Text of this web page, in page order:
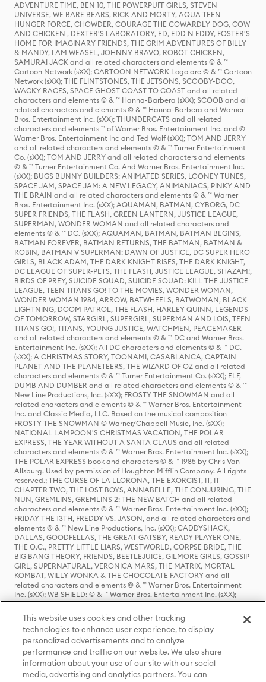
ADVENTURE TIME, BEN 10, THE POWERPUFF GIRLS, STEVEN
UNIVERSE, WE BARE BEARS, RICK AND MORTY, AQUA TEEN
HUNGER FORCE, CHOWDER, COURAGE THE COWARDLY DOG, COW
AND CHICKEN , DEXTER'S LABORATORY, ED, EDD N EDDY, FOSTER'S
HOME FOR IMAGINARY FRIENDS, THE GRIM ADVENTURES OF BILLY
& MANDY, I AM WEASEL, JOHNNY BRAVO, ROBOT CHICKEN,
SAMURAI JACK and all related characters and elements © & ™
Cartoon Network (sXX); CARTOON NETWORK Logo are © & ™ Cartoon
Network (sXX); THE FLINTSTONES, THE JETSONS, SCOOBY-DOO,
WACKY RACES, SPACE GHOST COAST TO COAST and all related
characters and elements © & ™ Hanna-Barbera (sXX); SCOOB and all
related characters and elements © & ™ Hanna-Barbera and Warner
Bros. Entertainment Inc. (sXX); THUNDERCATS and all related
characters and elements ™ of Warner Bros. Entertainment Inc. and ©
Warner Bros. Entertainment Inc and Ted Wolf (sXX); TOM AND JERRY
and all related characters and elements © & ™ Turner Entertainment
Co. (sXX); TOM AND JERRY and all related characters and elements
© & ™ Turner Entertainment Co. And Warner Bros. Entertainment Inc.
(sXX); BUGS BUNNY BUILDERS: ANIMATED SERIES, LOONEY TUNES,
SPACE JAM, SPACE JAM: A NEW LEGACY, ANIMANIACS, PINKY AND
THE BRAIN and all related characters and elements © & ™ Warner
Bros. Entertainment Inc. (sXX); AQUAMAN, BATMAN, CYBORG, DC
SUPER FRIENDS, THE FLASH, GREEN LANTERN, JUSTICE LEAGUE,
SUPERMAN, WONDER WOMAN and all related characters and
elements © & ™ DC. (sXX); AQUAMAN, BATMAN, BATMAN BEGINS,
BATMAN FOREVER, BATMAN RETURNS, THE BATMAN, BATMAN &
ROBIN, BATMAN V SUPERMAN: DAWN OF JUSTICE, DC SUPER HERO
GIRLS, BLACK ADAM, THE DARK KNIGHT RISES, THE DARK KNIGHT,
DC LEAGUE OF SUPER-PETS, THE FLASH, JUSTICE LEAGUE, SHAZAM!,
BIRDS OF PREY, SUICIDE SQUAD, SUICIDE SQUAD: KILL THE JUSTICE
LEAGUE, TEEN TITANS GO! TO THE MOVIES, WONDER WOMAN,
WONDER WOMAN 1984, ARROW, BATWHEELS, BATWOMAN, BLACK
LIGHTNING, DOOM PATROL, THE FLASH, HARLEY QUINN, LEGENDS
OF TOMORROW, STARGIRL, SUPERGIRL, SUPERMAN AND LOIS, TEEN
TITANS GO!, TITANS, YOUNG JUSTICE, WATCHMEN, PEACEMAKER
and all related characters and elements © & ™ DC and Warner Bros.
Entertainment Inc. (sXX); All DC characters and elements © & ™ DC.
(sXX); A CHRISTMAS STORY, TOONAMI, CASABLANCA, CAPTAIN
PLANET AND THE PLANETEERS, THE WIZARD OF OZ and all related
characters and elements © & ™ Turner Entertainment Co. (sXX); ELF,
DUMB AND DUMBER and all related characters and elements © & ™
New Line Productions, Inc. (sXX); FROSTY THE SNOWMAN and all
related characters and elements © & ™ Warner Bros. Entertainment
Inc. and Classic Media, LLC. Based on the musical composition
FROSTY THE SNOWMAN © Warner/Chappell Music, Inc. (sXX);
NATIONAL LAMPOON'S CHRISTMAS VACATION, THE POLAR
EXPRESS, THE YEAR WITHOUT A SANTA CLAUS and all related
characters and elements © & ™ Warner Bros. Entertainment Inc. (sXX);
THE POLAR EXPRESS book and characters © & ™ 1985 by Chris Van
Allsburg. Used by permission of Houghton Mifflin Company. All rights
reserved.; THE CURSE OF LA LLORONA, THE EXORCIST, IT, IT
CHAPTER TWO, THE LOST BOYS, ANNABELLE, THE CONJURING, THE
NUN, GREMLINS, GREMLINS 2: THE NEW BATCH and all related
characters and elements © & ™ Warner Bros. Entertainment Inc. (sXX);
FRIDAY THE 13TH, FREDDY VS. JASON, and all related characters and
elements © & ™ New Line Productions, Inc. (sXX); CADDYSHACK,
DALLAS, GOODFELLAS, THE GREAT GATSBY, READY PLAYER ONE,
THE O.C., PRETTY LITTLE LIARS, WESTWORLD, CORPSE BRIDE, THE
BIG BANG THEORY, FRIENDS, BEETLEJUICE, GILMORE GIRLS, GOSSIP
GIRL, SUPERNATURAL, VERONICA MARS, THE MATRIX, MORTAL
KOMBAT, WILLY WONKA & THE CHOCOLATE FACTORY and all
related characters and elements © & ™ Warner Bros. Entertainment
Inc. (sXX); WB SHIELD: © & ™ Warner Bros. Entertainment Inc. (sXX);
HOUSE OF THE DRAGON, GAME OF THRONES, and all related
characters and elements © & ™ Home Box Office, Inc. (sXX); CHILLING
ADVENTURES OF SABRINA, RIVERDALE © & ™ Warner Bros.
Entertainment Inc. Archie Comics and all related characters and
elements © & ™ Archie Comic Publications, Inc. Used with permission.
(sXX); SEINFELD and all related characters and elements © & ™ Castle
Rock Entertainment. (sXX); TED LASSO © & ™ Warner Bros.
Entertainment Inc. & Universal Television LLC (sXX); THE HOBBIT: AN
UNEXPECTED JOURNEY, THE HOBBIT: THE DESOLATION OF SMAUG,
This website uses cookies and other tracking
technologies to enhance user experience, to display
personalized advertisements and to analyze
performance and traffic on our website. We also share
information about your use of our site with our social
media, advertising and analytics partners. You can